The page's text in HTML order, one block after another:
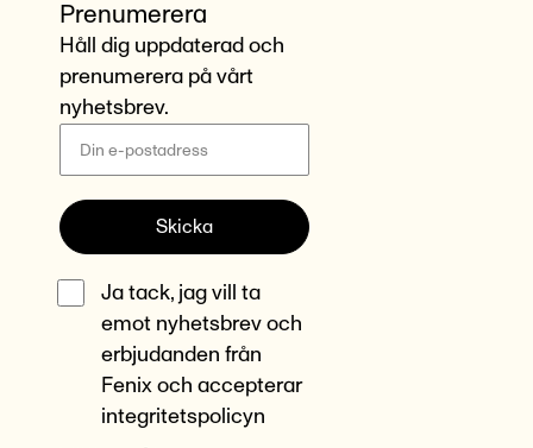
Prenumerera
Håll dig uppdaterad och
prenumerera på vårt
nyhetsbrev.
Skicka
Ja tack, jag vill ta
emot nyhetsbrev och
erbjudanden från
Fenix och accepterar
integritetspolicyn